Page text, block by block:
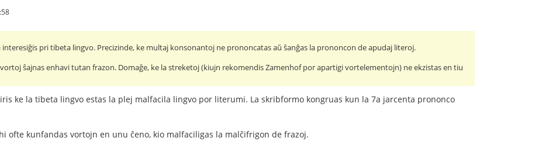
interesiĝis pri tibeta lingvo. Precizinde, ke multaj konsonantoj ne prononcatas aŭ ŝanĝas la prononcon de apudaj literoj.
ŝajnas enhavi tutan frazon. Domaĝe, ke la streketoj (kiujn rekomendis Zamenhof por apartigi vortelementojn) ne ekzistas en tiu
ke la tibeta lingvo estas la plej malfacila lingvo por literumi. La skribformo kongruas kun la 7a jarcenta prononco
ofte kunfandas vortojn en unu ĉeno, kio malfaciligas la malĉifrigon de frazoj.